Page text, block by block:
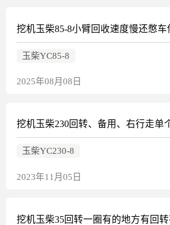
挖机玉柴85-8小臂回收速度慢还憋车
玉柴YC85-8
2025年08月08日
玉柴YC230-8
2023年11月05日
挖机玉柴35回转一圈有的地方有回